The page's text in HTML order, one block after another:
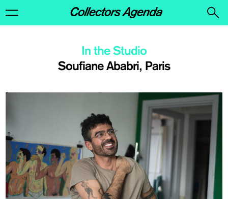
Soufiane Ababri, Paris
In the Studio